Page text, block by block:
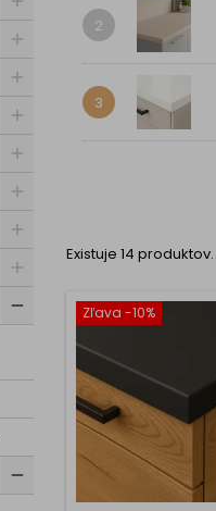
2
3
Existuje 14 produktov.
Zľava -10%